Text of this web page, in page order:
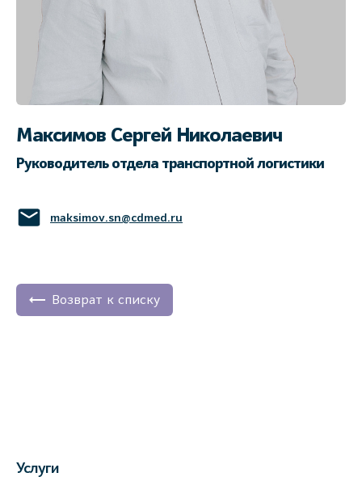
Максимов Сергей Николаевич
Руководитель отдела транспортной логистики
maksimov.sn@cdmed.ru
Возврат к списку
Услуги